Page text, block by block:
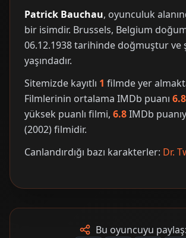
Patrick Bauchau, oyunculuk
bir isimdir. Brussels, Belgium
06.12.1938 tarihinde doğmuştur ve
yaşındadır.
Sitemizde kayıtlı 1 filmde yer
Filmlerinin ortalama IMDb puanı 6.8
yüksek puanlı filmi, 6.8IMDb
(2002) filmidir.
Canlandırdığı bazı karakterler: Dr.
Bu oyuncuyu paylaş: